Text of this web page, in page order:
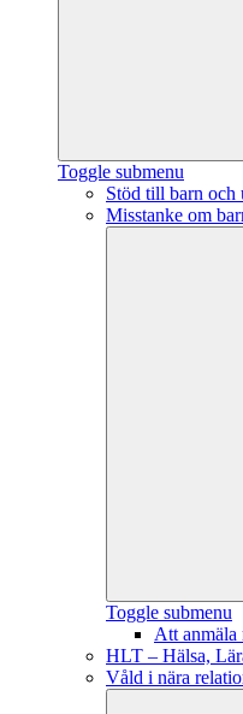
Toggle submenu
Stöd till barn och
Misstanke om
Toggle submenu
Att anmäla
HLT – Hälsa,
Våld i nära